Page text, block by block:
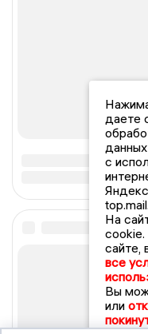
даете
данных
с
На
cookie.
сайте,
все
Вы
или